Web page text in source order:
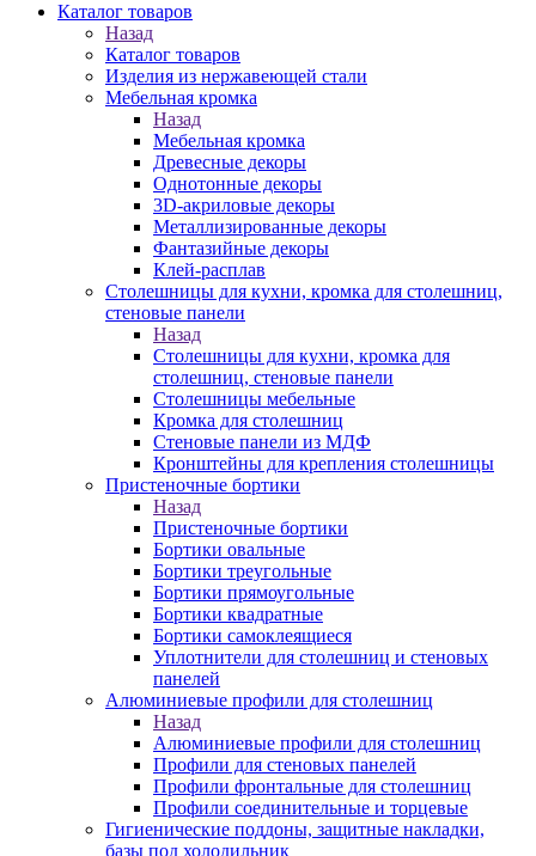
Каталог товаров
Назад
Каталог товаров
Изделия из нержавеющей стали
Мебельная кромка
Назад
Мебельная кромка
Древесные декоры
Однотонные декоры
3D-акриловые декоры
Металлизированные декоры
Фантазийные декоры
Клей-расплав
Столешницы для кухни, кромка для столешниц,
стеновые панели
Назад
Столешницы для кухни, кромка для
столешниц, стеновые панели
Столешницы мебельные
Кромка для столешниц
Стеновые панели из МДФ
Кронштейны для крепления столешницы
Пристеночные бортики
Назад
Пристеночные бортики
Бортики овальные
Бортики треугольные
Бортики прямоугольные
Бортики квадратные
Бортики самоклеящиеся
Уплотнители для столешниц и стеновых
панелей
Алюминиевые профили для столешниц
Назад
Алюминиевые профили для столешниц
Профили для стеновых панелей
Профили фронтальные для столешниц
Профили соединительные и торцевые
Гигиенические поддоны, защитные накладки,
базы под холодильник